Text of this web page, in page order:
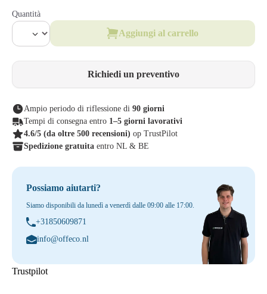
Quantità
Aggiungi al carrello
Richiedi un preventivo
Ampio periodo di riflessione di 90 giorni
Tempi di consegna entro 1–5 giorni lavorativi
4.6/5 (da oltre 500 recensioni) op TrustPilot
Spedizione gratuita entro NL & BE
Possiamo aiutarti?
Siamo disponibili da lunedì a venerdì dalle 09:00 alle 17:00.
+31850609871
info@offeco.nl
Trustpilot